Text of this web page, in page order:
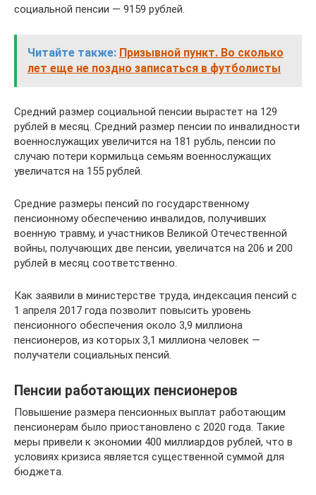
социальной пенсии — 9159 рублей.
Читайте также: Призывной пункт. Во сколько
лет еще не поздно записаться в футболисты
Средний размер социальной пенсии вырастет на 129
рублей в месяц. Средний размер пенсии по инвалидности
военнослужащих увеличится на 181 рубль, пенсии по
случаю потери кормильца семьям военнослужащих
увеличатся на 155 рублей.
Средние размеры пенсий по государственному
пенсионному обеспечению инвалидов, получивших
военную травму, и участников Великой Отечественной
войны, получающих две пенсии, увеличатся на 206 и 200
рублей в месяц соответственно.
Как заявили в министерстве труда, индексация пенсий с
1 апреля 2017 года позволит повысить уровень
пенсионного обеспечения около 3,9 миллиона
пенсионеров, из которых 3,1 миллиона человек —
получатели социальных пенсий.
Пенсии работающих пенсионеров
Повышение размера пенсионных выплат работающим
пенсионерам было приостановлено с 2020 года. Такие
меры привели к экономии 400 миллиардов рублей, что в
условиях кризиса является существенной суммой для
бюджета.